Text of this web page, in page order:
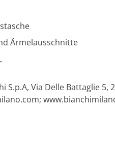
Ärmelausschnitte
S.p.A, Via Delle Battaglie 5,
;